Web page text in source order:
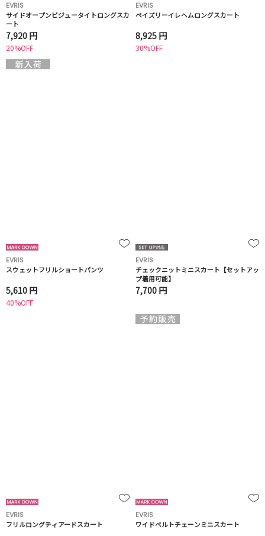
EVRIS
サイドオープンビジュータイトロングスカ
ート
7,920 円
20%OFF
EVRIS
ペイズリーイレヘムロングスカート
8,925 円
30%OFF
EVRIS
スウェットフリルショートパンツ
5,610 円
40%OFF
EVRIS
チェックニットミニスカート【セットアッ
プ着用可能】
7,700 円
EVRIS
フリルロングティアードスカート
EVRIS
ワイドベルトチェーンミニスカート